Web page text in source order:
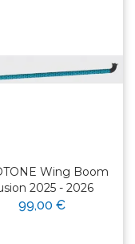
Wing Boom
2025 - 2026
99,00 €